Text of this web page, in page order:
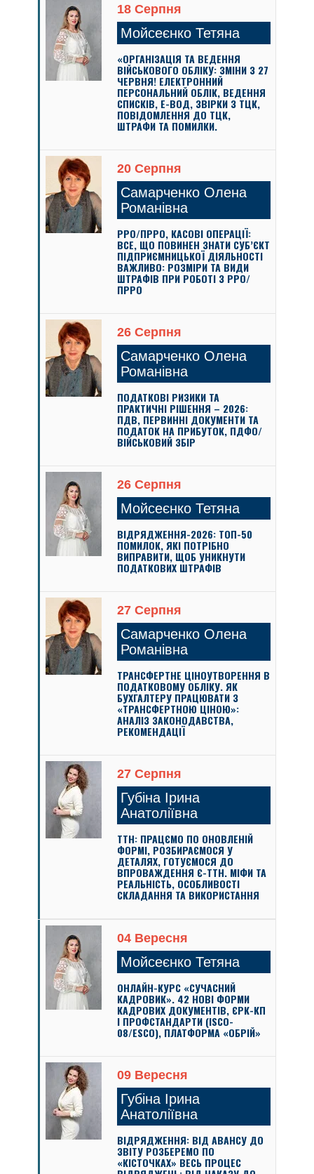
18 Серпня
Мойсеєнко Тетяна
«ОРГАНІЗАЦІЯ ТА ВЕДЕННЯ
ВІЙСЬКОВОГО ОБЛІКУ: ЗМІНИ З 27
ЧЕРВНЯ! ЕЛЕКТРОННИЙ
ПЕРСОНАЛЬНИЙ ОБЛІК, ВЕДЕННЯ
СПИСКІВ, Е-ВОД, ЗВІРКИ З ТЦК,
ПОВІДОМЛЕННЯ ДО ТЦК,
ШТРАФИ ТА ПОМИЛКИ.
20 Серпня
Самарченко Олена
Романівна
РРО/ПРРО, КАСОВІ ОПЕРАЦІЇ:
ВСЕ, ЩО ПОВИНЕН ЗНАТИ СУБ’ЄКТ
ПІДПРИЄМНИЦЬКОЇ ДІЯЛЬНОСТІ
ВАЖЛИВО: РОЗМІРИ ТА ВИДИ
ШТРАФІВ ПРИ РОБОТІ З РРО/
ПРРО
26 Серпня
Самарченко Олена
Романівна
ПОДАТКОВІ РИЗИКИ ТА
ПРАКТИЧНІ РІШЕННЯ – 2026:
ПДВ, ПЕРВИННІ ДОКУМЕНТИ ТА
ПОДАТОК НА ПРИБУТОК, ПДФО/
ВІЙСЬКОВИЙ ЗБІР
26 Серпня
Мойсеєнко Тетяна
ВІДРЯДЖЕННЯ-2026: ТОП-50
ПОМИЛОК, ЯКІ ПОТРІБНО
ВИПРАВИТИ, ЩОБ УНИКНУТИ
ПОДАТКОВИХ ШТРАФІВ
27 Серпня
Самарченко Олена
Романівна
ТРАНСФЕРТНЕ ЦІНОУТВОРЕННЯ В
ПОДАТКОВОМУ ОБЛІКУ. ЯК
БУХГАЛТЕРУ ПРАЦЮВАТИ З
«ТРАНСФЕРТНОЮ ЦІНОЮ»:
АНАЛІЗ ЗАКОНОДАВСТВА,
РЕКОМЕНДАЦІЇ
27 Серпня
Губіна Ірина
Анатоліївна
ТТН: ПРАЦЄМО ПО ОНОВЛЕНІЙ
ФОРМІ, РОЗБИРАЄМОСЯ У
ДЕТАЛЯХ, ГОТУЄМОСЯ ДО
ВПРОВАЖДЕННЯ Є-ТТН. МІФИ ТА
РЕАЛЬНІСТЬ, ОСОБЛИВОСТІ
СКЛАДАННЯ ТА ВИКОРИСТАННЯ
04 Вересня
Мойсеєнко Тетяна
ОНЛАЙН-КУРС «СУЧАСНИЙ
КАДРОВИК». 42 НОВІ ФОРМИ
КАДРОВИХ ДОКУМЕНТІВ, ЄРК-КП
І ПРОФСТАНДАРТИ (ISCO-
08/ESCO), ПЛАТФОРМА «ОБРІЙ»
09 Вересня
Губіна Ірина
Анатоліївна
ВІДРЯДЖЕННЯ: ВІД АВАНСУ ДО
ЗВІТУ РОЗБЕРЕМО ПО
«КІСТОЧКАХ» ВЕСЬ ПРОЦЕС